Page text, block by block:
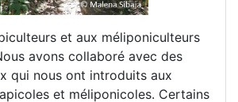
et aux méliponiculteurs
avons collaboré avec des
qui nous ont introduits aux
et méliponicoles. Certains